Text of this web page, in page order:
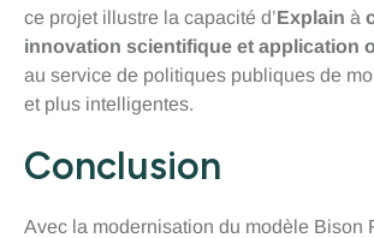
ce projet illustre la capacité d’Explain à
innovation scientifique et application
au service de politiques publiques de
et plus intelligentes.
Conclusion
Avec la modernisation du modèle Bison